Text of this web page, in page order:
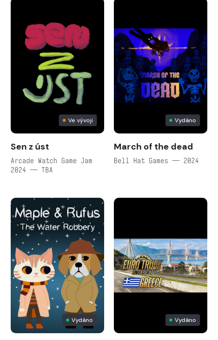
Ve vývoji
Sen z úst
Arcade Watch Game Jam
2024 — TBA
Vydáno
March of the dead
Bell Hat Games — 2024
Vydáno Vydáno